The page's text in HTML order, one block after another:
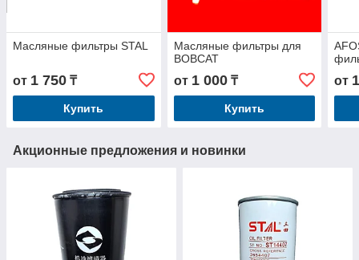
Масляные фильтры STAL
от 1 750 ₸
Купить
Масляные фильтры для
BOBCAT
от 1 000₸
Купить
от
Акционные предложения и новинки